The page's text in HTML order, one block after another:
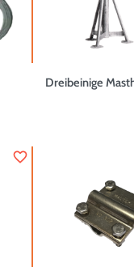
Dreibeinige
favorite_border